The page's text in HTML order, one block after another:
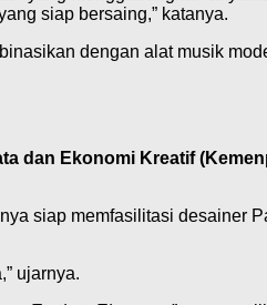
siap bersaing,” katanya.
dengan alat musik
dan Ekonomi Kreatif
siap memfasilitasi desainer
ujarnya.